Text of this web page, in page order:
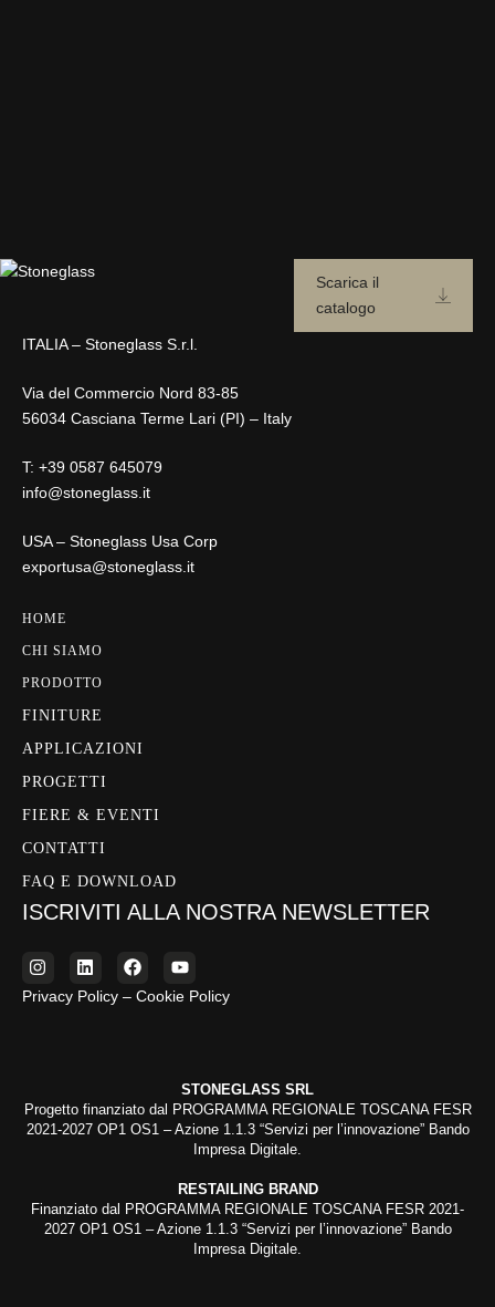
Scarica il
catalogo
ITALIA – Stoneglass S.r.l.
Via del Commercio Nord 83-85
56034 Casciana Terme Lari (PI) – Italy
T: +39 0587 645079
info@stoneglass.it
USA – Stoneglass Usa Corp
exportusa@stoneglass.it
HOME
CHI SIAMO
PRODOTTO
FINITURE
APPLICAZIONI
PROGETTI
FIERE & EVENTI
CONTATTI
FAQ E DOWNLOAD
ISCRIVITI ALLA NOSTRA NEWSLETTER
Privacy Policy – Cookie Policy
STONEGLASS SRL
Progetto finanziato dal PROGRAMMA REGIONALE TOSCANA FESR
2021-2027 OP1 OS1 – Azione 1.1.3 “Servizi per l’innovazione” Bando
Impresa Digitale.
RESTAILING BRAND
Finanziato dal PROGRAMMA REGIONALE TOSCANA FESR 2021-
2027 OP1 OS1 – Azione 1.1.3 “Servizi per l’innovazione” Bando
Impresa Digitale.